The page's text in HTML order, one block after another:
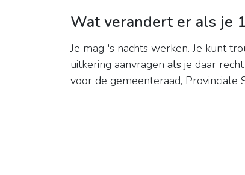
Wat verandert er als je
Je mag 's nachts werken. Je kunt
uitkering aanvragen als je daar
voor de gemeenteraad, Provinciale